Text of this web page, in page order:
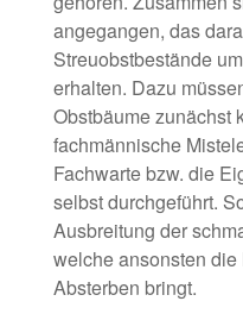
angegangen, das
Streuobstbestände
erhalten. Dazu
Obstbäume zunächst
fachmännische
Fachwarte bzw. die
selbst durchgeführt.
Ausbreitung der
welche ansonsten
Absterben bringt.